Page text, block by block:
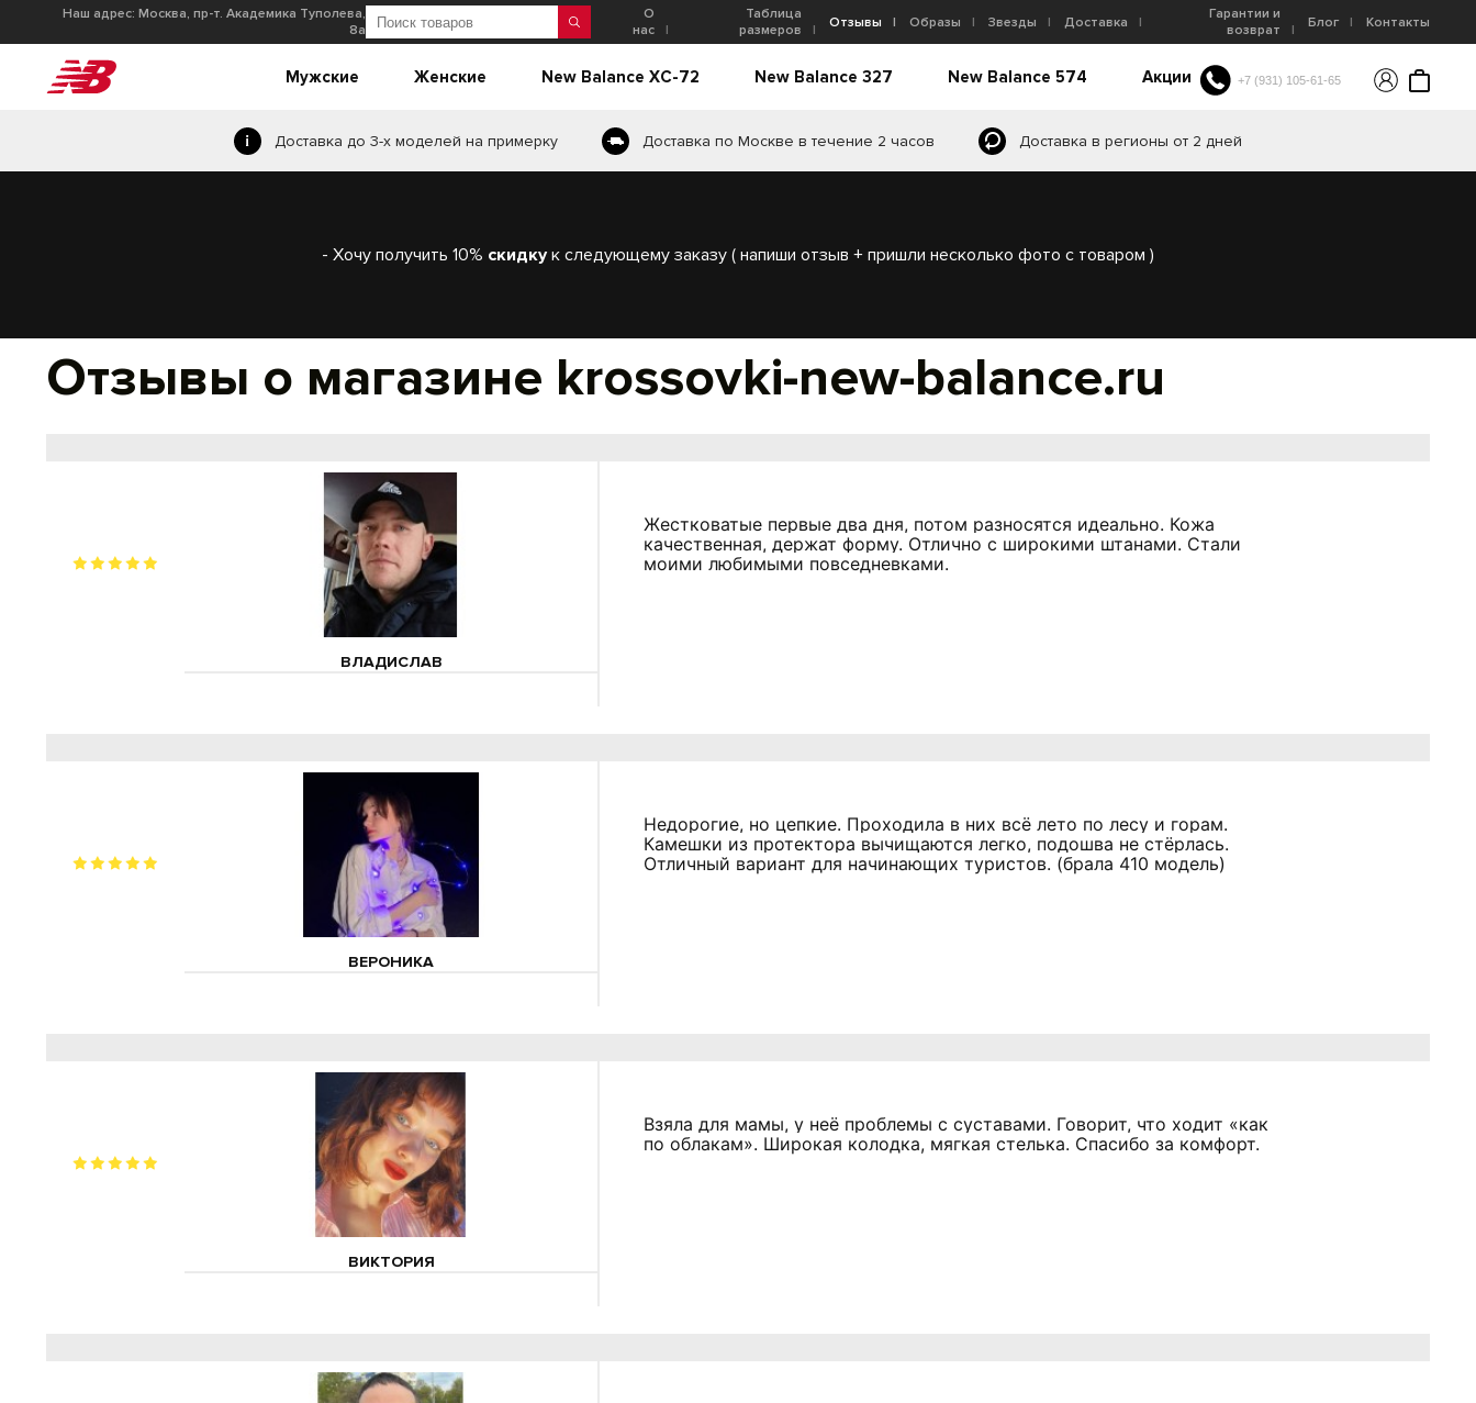
Наш адрес: Москва, пр-т. Академика Туполева,
8а
О
нас
Таблица
размеров
Отзывы Образы Звезды Доставка
Гарантии и
возврат
Блог Контакты
Мужские Женские New Balance XC-72 New Balance 327 New Balance 574 Акции +7 (931) 105-61-65
Доставка до 3-х моделей на примерку Доставка по Москве в течение 2 часов Доставка в регионы от 2 дней
- Хочу получить 10% скидкук следующему заказу ( напиши отзыв + пришли несколько фото с товаром )
Отзывы о магазине krossovki-new-balance.ru
ВЛАДИСЛАВ
Жестковатые первые два дня, потом разносятся идеально. Кожа
качественная, держат форму. Отлично с широкими штанами. Стали
моими любимыми повседневками.
ВЕРОНИКА
Недорогие, но цепкие. Проходила в них всё лето по лесу и горам.
Камешки из протектора вычищаются легко, подошва не стёрлась.
Отличный вариант для начинающих туристов. (брала 410 модель)
ВИКТОРИЯ
Взяла для мамы, у неё проблемы с суставами. Говорит, что ходит «как
по облакам». Широкая колодка, мягкая стелька. Спасибо за комфорт.